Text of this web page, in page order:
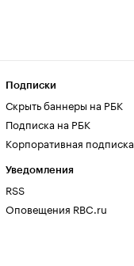
Подписки
Скрыть баннеры на РБК
Подписка на РБК
Корпоративная подписка
Уведомления
RSS
Оповещения RBC.ru